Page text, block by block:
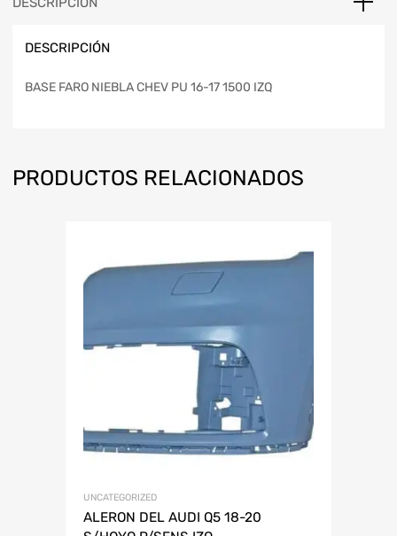
DESCRIPCIÓN
BASE FARO NIEBLA CHEV PU 16-17 1500 IZQ
PRODUCTOS RELACIONADOS
UNCATEGORIZED
ALERON DEL AUDI Q5 18-20